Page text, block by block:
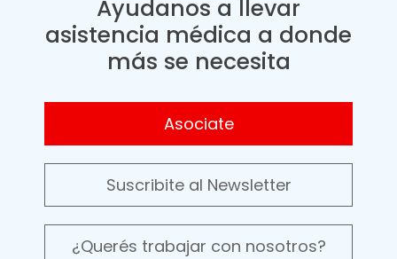
Ayudanos a llevar
asistencia médica a donde
más se necesita
Asociate
Suscribite al Newsletter
¿Querés trabajar con nosotros?